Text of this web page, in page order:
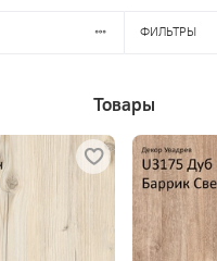
ФИЛЬТРЫ
Товары